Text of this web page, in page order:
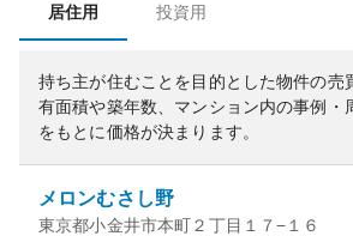
居住用 投資用
持ち主が住むことを目的とした物件の売
有面積や築年数、マンション内の事例・
をもとに価格が決まります。
メロンむさし野
東京都小金井市本町２丁目１７−１６